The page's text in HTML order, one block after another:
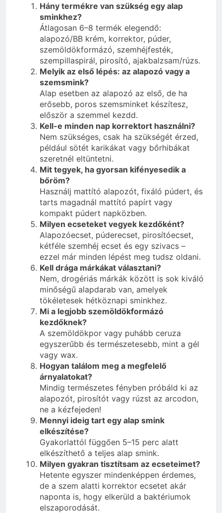
Hány termékre van szükség egy alap
sminkhez?
Átlagosan 6–8 termék elegendő:
alapozó/BB krém, korrektor, púder,
szemöldökformázó, szemhéjfesték,
szempillaspirál, pirosító, ajakbalzsam/rúzs.
Melyik az első lépés: az alapozó vagy a
szemsmink?
Alap esetben az alapozó az első, de ha
erősebb, poros szemsminket készítesz,
először a szemmel kezdd.
Kell-e minden nap korrektort használni?
Nem szükséges, csak ha szükségét érzed,
például sötét karikákat vagy bőrhibákat
szeretnél eltüntetni.
Mit tegyek, ha gyorsan kifényesedik a
bőröm?
Használj mattító alapozót, fixáló púdert, és
tarts magadnál mattító papírt vagy
kompakt púdert napközben.
Milyen ecseteket vegyek kezdőként?
Alapozóecset, púderecset, pirosítóecset,
kétféle szemhéj ecset és egy szivacs –
ezzel már minden lépést meg tudsz oldani.
Kell drága márkákat választani?
Nem, drogériás márkák között is sok kiváló
minőségű alapdarab van, amelyek
tökéletesek hétköznapi sminkhez.
Mi a legjobb szemöldökformázó
kezdőknek?
A szemöldökpor vagy puhább ceruza
egyszerűbb és természetesebb, mint a gél
vagy wax.
Hogyan találom meg a megfelelő
árnyalatokat?
Mindig természetes fényben próbáld ki az
alapozót, pirosítót vagy rúzst az arcodon,
ne a kézfejeden!
Mennyi ideig tart egy alap smink
elkészítése?
Gyakorlattól függően 5–15 perc alatt
elkészíthető a teljes alap smink.
Milyen gyakran tisztítsam az ecseteimet?
Hetente egyszer mindenképpen érdemes,
de a szem alatti korrektor ecsetet akár
naponta is, hogy elkerüld a baktériumok
elszaporodását.